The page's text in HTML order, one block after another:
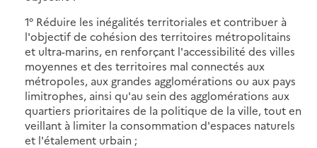
1° Réduire les inégalités territoriales et contribuer à
l'objectif de cohésion des territoires métropolitains
et ultra-marins, en renforçant l'accessibilité des villes
moyennes et des territoires mal connectés aux
métropoles, aux grandes agglomérations ou aux pays
limitrophes, ainsi qu'au sein des agglomérations aux
quartiers prioritaires de la politique de la ville, tout en
veillant à limiter la consommation d'espaces naturels
et l'étalement urbain ;